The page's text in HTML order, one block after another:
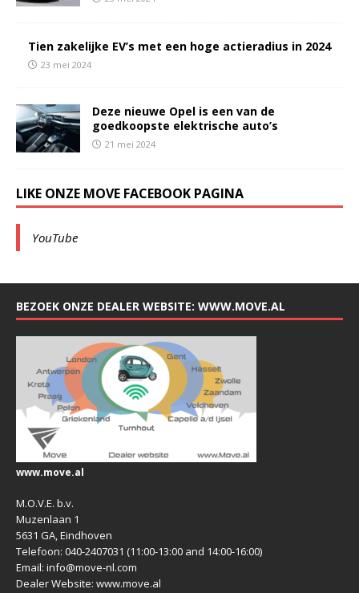
Tien zakelijke EV’s met een hoge actieradius in 2024
23 mei 2024
Deze nieuwe Opel is een van de
goedkoopste elektrische auto’s
21 mei 2024
LIKE ONZE MOVE FACEBOOK PAGINA
YouTube
BEZOEK ONZE DEALER WEBSITE: WWW.MOVE.AL
www.move.al
M.O.V.E. b.v.
Muzenlaan 1
5631 GA, Eindhoven
Telefoon: 040-2407031 (11:00-13:00 and 14:00-16:00)
Email: info@move-nl.com
Dealer Website: www.move.al